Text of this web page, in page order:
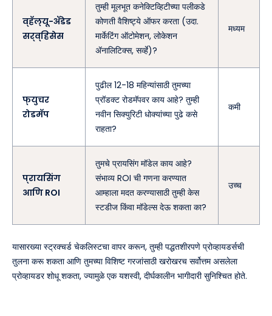
व्हॅल्यू-ॲडेड
सर्व्हिसेस
तुम्ही मूलभूत कनेक्टिव्हिटीच्या पलीकडे
कोणती वैशिष्ट्ये ऑफर करता (उदा.
मार्केटिंग ऑटोमेशन, लोकेशन
ॲनालिटिक्स, सर्व्हे)?
मध्यम
फ्युचर
रोडमॅप
पुढील 12-18 महिन्यांसाठी तुमच्या
प्रॉडक्ट रोडमॅपवर काय आहे? तुम्ही
नवीन सिक्युरिटी धोक्यांच्या पुढे कसे
राहता?
कमी
प्रायसिंग
आणि ROI
तुमचे प्रायसिंग मॉडेल काय आहे?
संभाव्य ROI ची गणना करण्यात
आम्हाला मदत करण्यासाठी तुम्ही केस
स्टडीज किंवा मॉडेल्स देऊ शकता का?
उच्च
यासारख्या स्ट्रक्चर्ड चेकलिस्टचा वापर करून, तुम्ही पद्धतशीरपणे प्रोव्हायडर्सची
तुलना करू शकता आणि तुमच्या विशिष्ट गरजांसाठी खरोखरच सर्वोत्तम असलेला
प्रोव्हायडर शोधू शकता, ज्यामुळे एक यशस्वी, दीर्घकालीन भागीदारी सुनिश्चित होते.